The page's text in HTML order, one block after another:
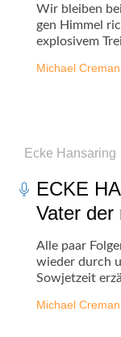
Wir bleiben
gen Himmel
explosivem
Michael
Ecke Hansaring
ECKE
Vater der
Alle paar
wieder durch
Sowjetzeit
Michael